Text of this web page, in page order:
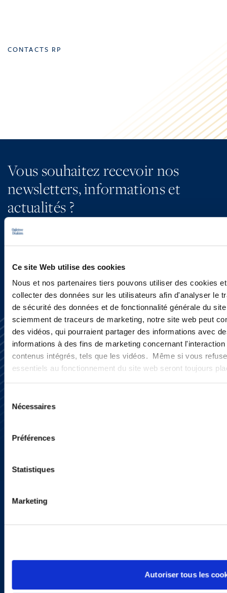
Ce site Web utilise des cookies
Nous et nos partenaires tiers pouvons utiliser des cookies
collecter des données sur les utilisateurs afin d'analyser le
de sécurité des données et de fonctionnalité générale du
sciemment de traceurs de marketing, notre site web peut
des vidéos, qui pourraient partager des informations avec
informations à des fins de marketing concernant
contenus intégrés, tels que les vidéos. Même si vous
essentiels au fonctionnement du site web seront toujours
Nécessaires
Préférences
Statistiques
Marketing
Autoriser tous les
CONTACTS RP
Vous souhaitez recevoir nos
newsletters, informations et
actualités ?
INSCRIVEZ-VOUS ICI
Presse
X
Copyright © 2026 | Ogletree Deakins